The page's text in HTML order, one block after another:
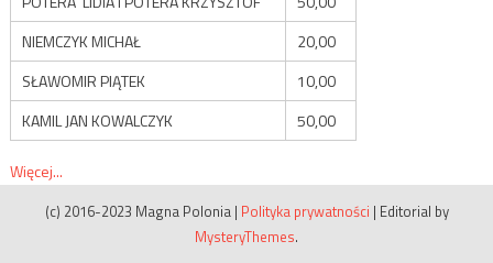
NIEMCZYK MICHAŁ
20,00
SŁAWOMIR PIĄTEK
10,00
KAMIL JAN KOWALCZYK
50,00
Więcej...
(c) 2016-2023 Magna Polonia | Polityka prywatności | Editorial by
MysteryThemes.